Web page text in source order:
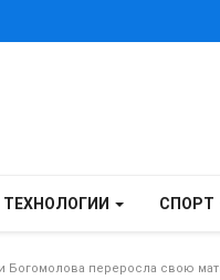
ТЕХНОЛОГИИ СПОРТ
Богомолова переросла свою